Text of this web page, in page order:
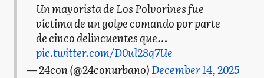
Un mayorista de Los Polvorines fue
víctima de un golpe comando por parte
de cinco delincuentes que…
pic.twitter.com/D0ul28q7Ue
— 24con (@24conurbano)December 14, 2025